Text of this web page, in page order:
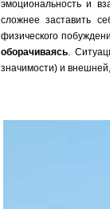
эмоциональность и
сложнее заставить
физического
оборачиваясь.
значимости) и